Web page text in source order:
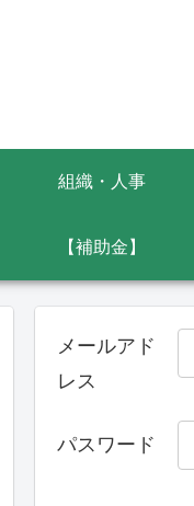
組織・人事
【補助金】
メールアド
レス
パスワード